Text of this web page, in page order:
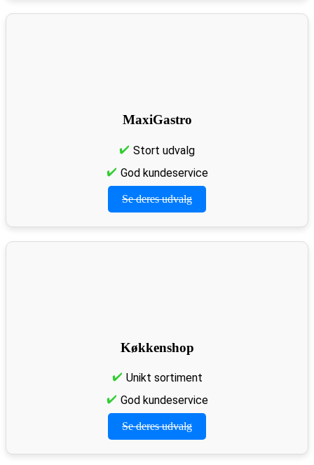
MaxiGastro
Stort udvalg
God kundeservice
Se deres udvalg
Køkkenshop
Unikt sortiment
God kundeservice
Se deres udvalg